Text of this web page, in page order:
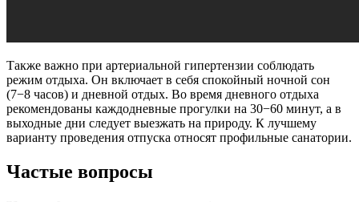
Также важно при артериальной гипертензии соблюдать
режим отдыха. Он включает в себя спокойный ночной сон
(7−8 часов) и дневной отдых. Во время дневного отдыха
рекомендованы каждодневные прогулки на 30−60 минут, а в
выходные дни следует выезжать на природу. К лучшему
варианту проведения отпуска относят профильные санатории.
Частые вопросы